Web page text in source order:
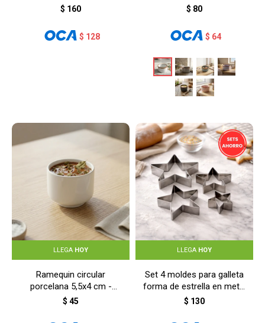
BLANCO
$ 160
$ 128
$ 80
$ 64
LLEGA HOY
Ramequin circular
porcelana 5,5x4 cm -
BLANCO
$ 45
LLEGA HOY
Set 4 moldes para galleta
forma de estrella en metal
- INOX
$ 130